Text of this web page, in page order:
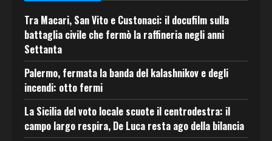
Tra Macari, San Vito e Custonaci: il docufilm sulla
battaglia civile che fermò la raffineria negli anni
Settanta
Palermo, fermata la banda del kalashnikov e degli
incendi: otto fermi
La Sicilia del voto locale scuote il centrodestra: il
campo largo respira, De Luca resta ago della bilancia